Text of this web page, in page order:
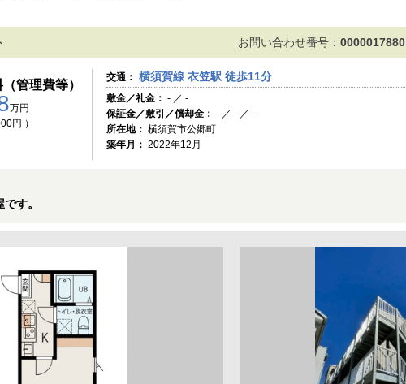
お問い合わせ番号： 0000017880
管理費等）
万円
円 ）
交通： 横須賀線 衣笠駅 徒歩11分
敷金／礼金： - ／ -
保証金／敷引／償却金： - ／ - ／ -
所在地： 横須賀市公郷町
築年月： 2022年12月
す。